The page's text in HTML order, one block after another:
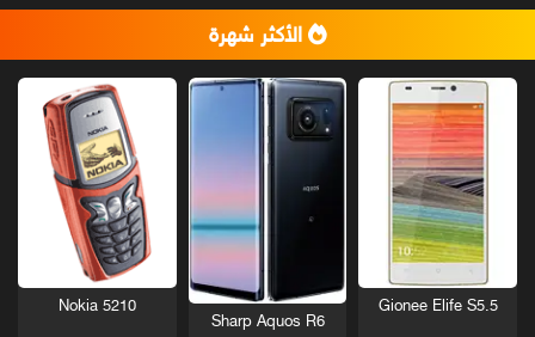
الأكثر شهرة
Gionee Elife S5.5
Sharp Aquos R6
Nokia 5210